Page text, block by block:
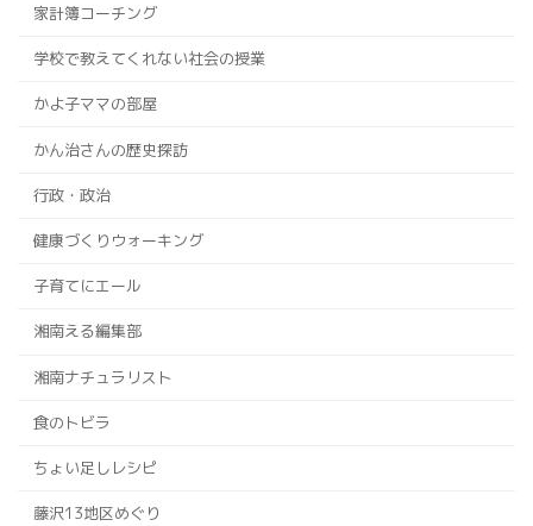
家計簿コーチング
学校で教えてくれない社会の授業
かよ子ママの部屋
かん治さんの歴史探訪
行政・政治
健康づくりウォーキング
子育てにエール
湘南える編集部
湘南ナチュラリスト
食のトビラ
ちょい足しレシピ
藤沢13地区めぐり